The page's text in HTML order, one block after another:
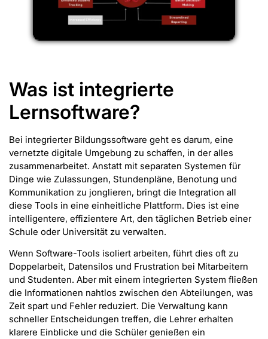
Was ist integrierte
Lernsoftware?
Bei integrierter Bildungssoftware geht es darum, eine
vernetzte digitale Umgebung zu schaffen, in der alles
zusammenarbeitet. Anstatt mit separaten Systemen für
Dinge wie Zulassungen, Stundenpläne, Benotung und
Kommunikation zu jonglieren, bringt die Integration all
diese Tools in eine einheitliche Plattform. Dies ist eine
intelligentere, effizientere Art, den täglichen Betrieb einer
Schule oder Universität zu verwalten.
Wenn Software-Tools isoliert arbeiten, führt dies oft zu
Doppelarbeit, Datensilos und Frustration bei Mitarbeitern
und Studenten. Aber mit einem integrierten System fließen
die Informationen nahtlos zwischen den Abteilungen, was
Zeit spart und Fehler reduziert. Die Verwaltung kann
schneller Entscheidungen treffen, die Lehrer erhalten
klarere Einblicke und die Schüler genießen ein